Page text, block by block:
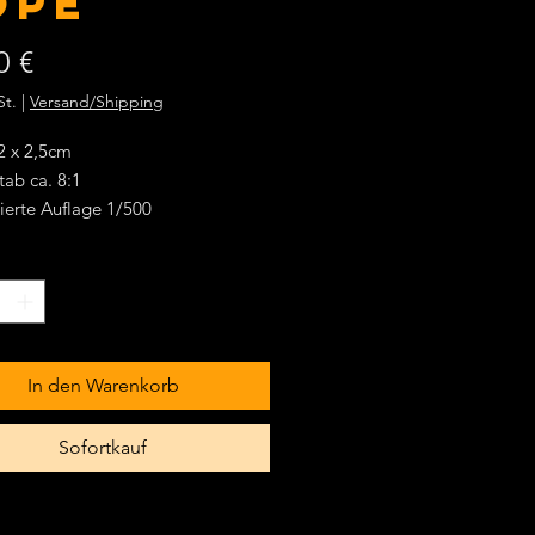
€Preis
Versand/Shipping
x 2,5cm
ca. 8:1
Auflage 1/500
als Einlage
In den Warenkorb
Sofortkauf